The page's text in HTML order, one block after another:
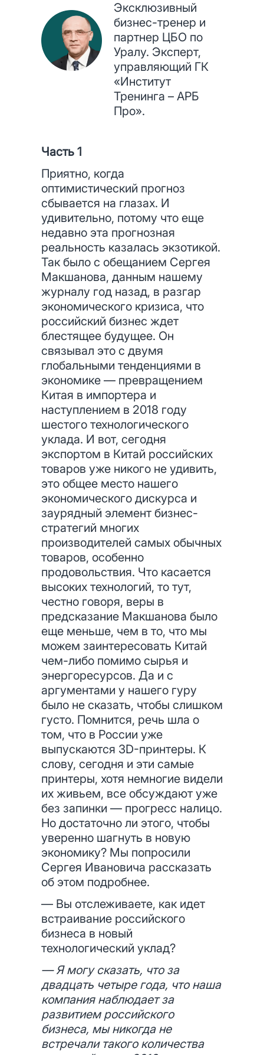
Эксклюзивный
бизнес-тренер и
партнер ЦБО по
Уралу. Эксперт,
управляющий ГК
«Институт
Тренинга – АРБ
Про».
Часть 1
Приятно, когда
оптимистический прогноз
сбывается на глазах. И
удивительно, потому что еще
недавно эта прогнозная
реальность казалась экзотикой.
Так было с обещанием Сергея
Макшанова, данным нашему
журналу год назад, в разгар
экономического кризиса, что
российский бизнес ждет
блестящее будущее. Он
связывал это с двумя
глобальными тенденциями в
экономике — превращением
Китая в импортера и
наступлением в 2018 году
шестого технологического
уклада. И вот, сегодня
экспортом в Китай российских
товаров уже никого не удивить,
это общее место нашего
экономического дискурса и
заурядный элемент бизнес-
стратегий многих
производителей самых обычных
товаров, особенно
продовольствия. Что касается
высоких технологий, то тут,
честно говоря, веры в
предсказание Макшанова было
еще меньше, чем в то, что мы
можем заинтересовать Китай
чем-либо помимо сырья и
энергоресурсов. Да и с
аргументами у нашего гуру
было не сказать, чтобы слишком
густо. Помнится, речь шла о
том, что в России уже
выпускаются 3D-принтеры. К
слову, сегодня и эти самые
принтеры, хотя немногие видели
их живьем, все обсуждают уже
без запинки — прогресс налицо.
Но достаточно ли этого, чтобы
уверенно шагнуть в новую
экономику? Мы попросили
Сергея Ивановича рассказать
об этом подробнее.
— Вы отслеживаете, как идет
встраивание российского
бизнеса в новый
технологический уклад?
— Я могу сказать, что за
двадцать четыре года, что наша
компания наблюдает за
развитием российского
бизнеса, мы никогда не
встречали такого количества